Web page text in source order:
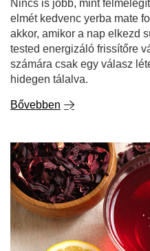
Hibiszkusz tea - fanyar íz,
lehetőségek!